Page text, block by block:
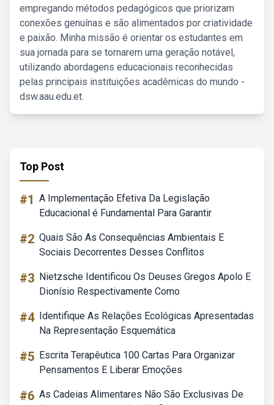
empregando métodos pedagógicos que priorizam
conexões genuínas e são alimentados por criatividade
e paixão. Minha missão é orientar os estudantes em
sua jornada para se tornarem uma geração notável,
utilizando abordagens educacionais reconhecidas
pelas principais instituições acadêmicas do mundo -
dsw.aau.edu.et.
Top Post
#1 A Implementação Efetiva Da Legislação
Educacional é Fundamental Para Garantir
#2 Quais São As Consequências Ambientais E
Sociais Decorrentes Desses Conflitos
#3 Nietzsche Identificou Os Deuses Gregos Apolo E
Dionísio Respectivamente Como
#4 Identifique As Relações Ecológicas Apresentadas
Na Representação Esquemática
#5 Escrita Terapêutica 100 Cartas Para Organizar
Pensamentos E Liberar Emoções
#6 As Cadeias Alimentares Não São Exclusivas De